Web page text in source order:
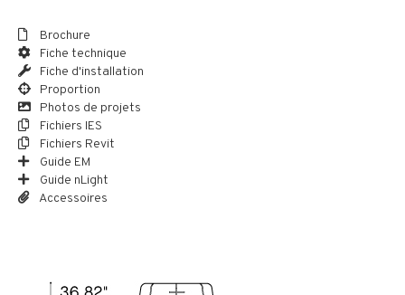
Brochure
Fiche technique
Fiche d'installation
Proportion
Photos de projets
Fichiers IES
Fichiers Revit
Guide EM
Guide nLight
Accessoires